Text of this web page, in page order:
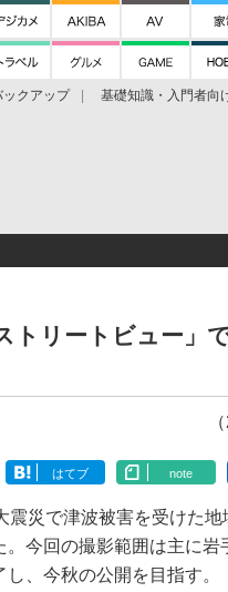
ックアップ 基礎知識・入門者向
トリートビュー」
はてブ note
災で津波被害を受けた地
今回の撮影範囲は主に岩
、今秋の公開を目指す。